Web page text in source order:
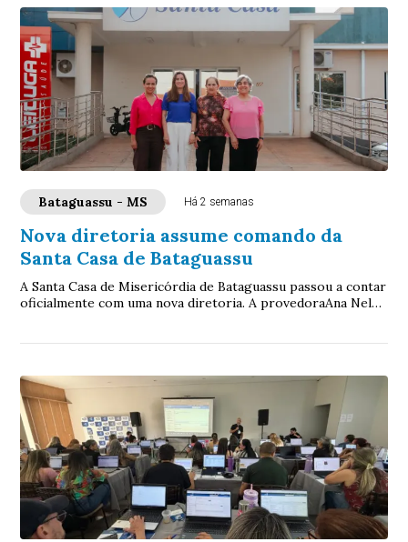
Bataguassu - MS Há 2 semanas
Nova diretoria assume comando da
Santa Casa de Bataguassu
A Santa Casa de Misericórdia de Bataguassu passou a contar
oficialmente com uma nova diretoria. A provedoraAna Nely